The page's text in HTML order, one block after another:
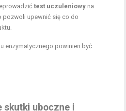
test uczuleniowy na
pozwoli upewnić się co do
enzymatycznego powinien być
skutki uboczne i